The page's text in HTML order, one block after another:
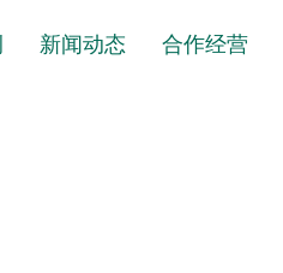
新闻动态 合作经营